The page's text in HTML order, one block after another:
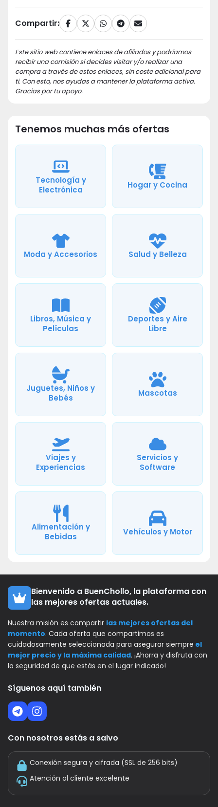
Compartir:
Este sitio web contiene enlaces de afiliados y podríamos
recibir una comisión si decides visitar y/o realizar una
compra a través de estos enlaces, sin coste adicional para
ti. Con esto, nos ayudas a mantener la plataforma activa.
Gracias por tu apoyo.
Tenemos muchas más ofertas
Tecnología y
Electrónica
Hogar y Cocina
Moda y Accesorios Salud y Belleza
Libros, Música y
Películas
Deportes y Aire
Libre
Juguetes, Niños y
Bebés
Mascotas
Viajes y
Experiencias
Servicios y
Software
Alimentación y
Bebidas
Vehículos y Motor
Bienvenido a BuenChollo, la plataforma con
las mejores ofertas actuales.
Nuestra misión es compartir las mejores ofertas del
momento. Cada oferta que compartimos es
cuidadosamente seleccionada para asegurar siempre el
mejor precio y la máxima calidad. ¡Ahorra y disfruta con
la seguridad de que estás en el lugar indicado!
Síguenos aquí también
Con nosotros estás a salvo
Conexión segura y cifrada (SSL de 256 bits)
Atención al cliente excelente